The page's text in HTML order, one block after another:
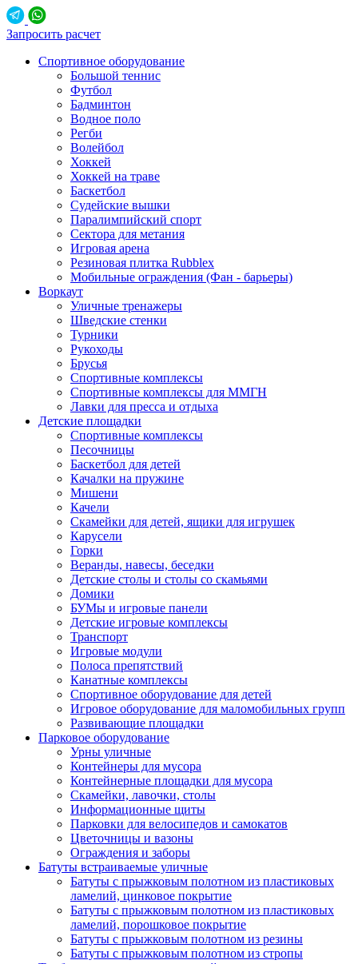
Запросить расчет
Спортивное оборудование
Большой теннис
Футбол
Бадминтон
Водное поло
Регби
Волейбол
Хоккей
Хоккей на траве
Баскетбол
Судейские вышки
Паралимпийский спорт
Сектора для метания
Игровая арена
Резиновая плитка Rubblex
Мобильные ограждения (Фан - барьеры)
Воркаут
Уличные тренажеры
Шведские стенки
Турники
Рукоходы
Брусья
Спортивные комплексы
Спортивные комплексы для ММГН
Лавки для пресса и отдыха
Детские площадки
Спортивные комплексы
Песочницы
Баскетбол для детей
Качалки на пружине
Мишени
Качели
Скамейки для детей, ящики для игрушек
Карусели
Горки
Веранды, навесы, беседки
Детские столы и столы со скамьями
Домики
БУМы и игровые панели
Детские игровые комплексы
Транспорт
Игровые модули
Полоса препятствий
Канатные комплексы
Спортивное оборудование для детей
Игровое оборудование для маломобильных групп
Развивающие площадки
Парковое оборудование
Урны уличные
Контейнеры для мусора
Контейнерные площадки для мусора
Скамейки, лавочки, столы
Информационные щиты
Парковки для велосипедов и самокатов
Цветочницы и вазоны
Ограждения и заборы
Батуты встраиваемые уличные
Батуты с прыжковым полотном из пластиковых
ламелий, цинковое покрытие
Батуты с прыжковым полотном из пластиковых
ламелий, порошковое покрытие
Батуты с прыжковым полотном из резины
Батуты с прыжковым полотном из стропы